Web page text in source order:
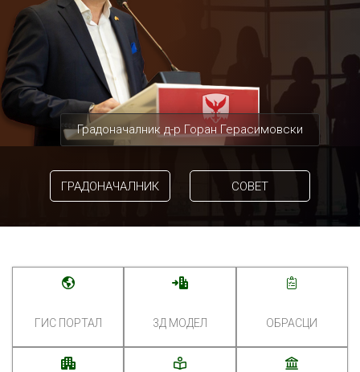
Градоначалник д-р Горан Герасимовски
ГРАДОНАЧАЛНИК СОВЕТ
ГИС ПОРТАЛ 3Д МОДЕЛ ОБРАСЦИ